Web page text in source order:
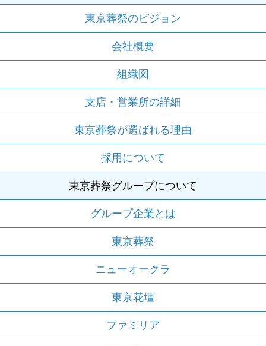
東京葬祭のビジョン
会社概要
組織図
支店・営業所の詳細
東京葬祭が選ばれる理由
採用について
東京葬祭グループについて
グループ企業とは
東京葬祭
ニューオークラ
東京花壇
ファミリア